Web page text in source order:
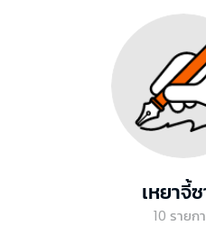
เหยาจี้
10 รายก